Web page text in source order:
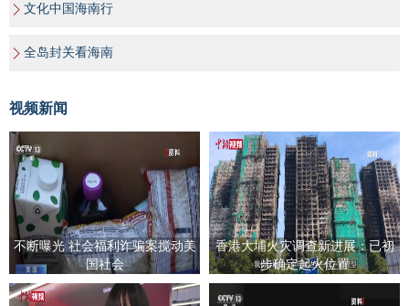
文化中国海南行
全岛封关看海南
视频新闻
不断曝光 社会福利诈骗案搅动美
国社会
香港大埔火灾调查新进展：已初
步确定起火位置